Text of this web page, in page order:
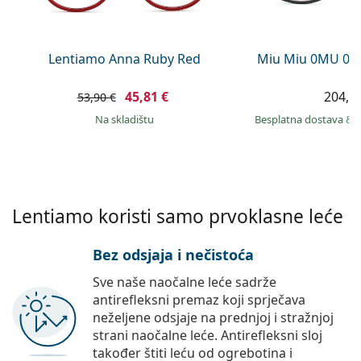
Persol
Lentiamo Anna Ruby Red
53,90 € 45,81 €
na skladištu
Miu Miu 0MU
Besplatna dostava&
Lentiamo koristi samo prvoklasne leće
Bez odsjaja i nečistoća
Sve naše naočalne leće sadrže
antirefleksni premaz koji sprječava
neželjene odsjaje na prednjoj i stražnjoj
strani naočalne leće. Antirefleksni sloj
također štiti leću od ogrebotina i